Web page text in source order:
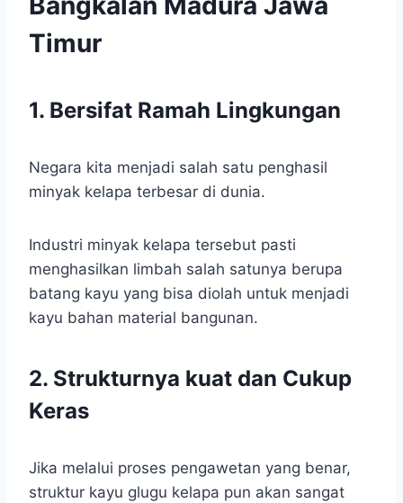
Timur
1. Bersifat Ramah Lingkungan
Negara kita menjadi salah satu penghasil
minyak kelapa terbesar di dunia.
Industri minyak kelapa tersebut pasti
menghasilkan limbah salah satunya berupa
batang kayu yang bisa diolah untuk menjadi
kayu bahan material bangunan.
2. Strukturnya kuat dan Cukup
Keras
Jika melalui proses pengawetan yang benar,
struktur kayu glugu kelapa pun akan sangat